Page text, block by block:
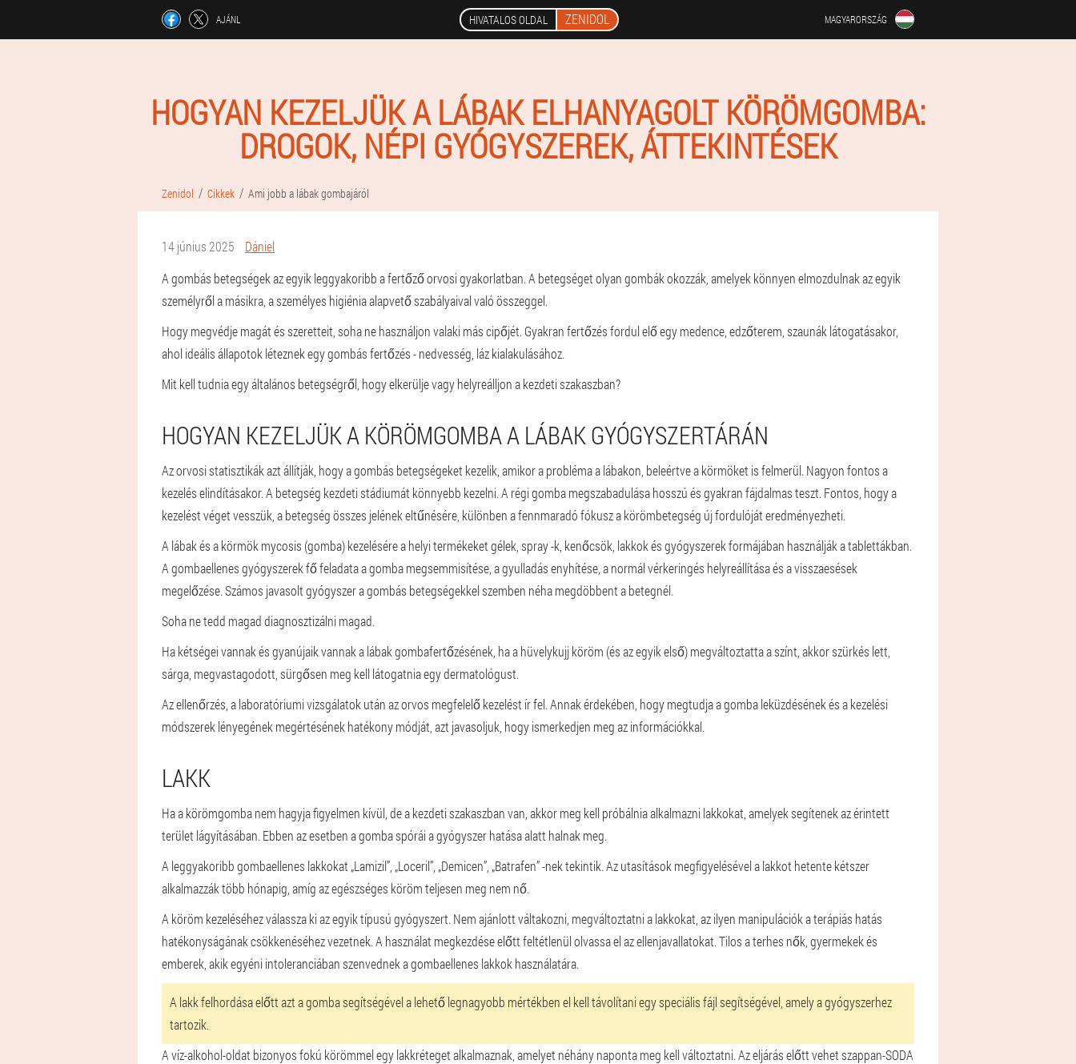
AJÁNL HIVATALOS OLDAL ZENIDOL MAGYARORSZÁG
HOGYAN KEZELJÜK A LÁBAK ELHANYAGOLT KÖRÖMGOMBA:
DROGOK, NÉPI GYÓGYSZEREK, ÁTTEKINTÉSEK
Zenidol Cikkek Ami jobb a lábak gombajáról
14 június 2025
Dániel
A gombás betegségek az egyik leggyakoribb a fertőző orvosi gyakorlatban. A betegséget olyan gombák okozzák, amelyek könnyen elmozdulnak az egyik
személyről a másikra, a személyes higiénia alapvető szabályaival való összeggel.
Hogy megvédje magát és szeretteit, soha ne használjon valaki más cipőjét. Gyakran fertőzés fordul elő egy medence, edzőterem, szaunák látogatásakor,
ahol ideális állapotok léteznek egy gombás fertőzés - nedvesség, láz kialakulásához.
Mit kell tudnia egy általános betegségről, hogy elkerülje vagy helyreálljon a kezdeti szakaszban?
HOGYAN KEZELJÜK A KÖRÖMGOMBA A LÁBAK GYÓGYSZERTÁRÁN
Az orvosi statisztikák azt állítják, hogy a gombás betegségeket kezelik, amikor a probléma a lábakon, beleértve a körmöket is felmerül. Nagyon fontos a
kezelés elindításakor. A betegség kezdeti stádiumát könnyebb kezelni. A régi gomba megszabadulása hosszú és gyakran fájdalmas teszt. Fontos, hogy a
kezelést véget vesszük, a betegség összes jelének eltűnésére, különben a fennmaradó fókusz a körömbetegség új fordulóját eredményezheti.
A lábak és a körmök mycosis (gomba) kezelésére a helyi termékeket gélek, spray -k, kenőcsök, lakkok és gyógyszerek formájában használják a tablettákban.
A gombaellenes gyógyszerek fő feladata a gomba megsemmisítése, a gyulladás enyhítése, a normál vérkeringés helyreállítása és a visszaesések
megelőzése. Számos javasolt gyógyszer a gombás betegségekkel szemben néha megdöbbent a betegnél.
Soha ne tedd magad diagnosztizálni magad.
Ha kétségei vannak és gyanújaik vannak a lábak gombafertőzésének, ha a hüvelykujj köröm (és az egyik első) megváltoztatta a színt, akkor szürkés lett,
sárga, megvastagodott, sürgősen meg kell látogatnia egy dermatológust.
Az ellenőrzés, a laboratóriumi vizsgálatok után az orvos megfelelő kezelést ír fel. Annak érdekében, hogy megtudja a gomba leküzdésének és a kezelési
módszerek lényegének megértésének hatékony módját, azt javasoljuk, hogy ismerkedjen meg az információkkal.
LAKK
Ha a körömgomba nem hagyja figyelmen kívül, de a kezdeti szakaszban van, akkor meg kell próbálnia alkalmazni lakkokat, amelyek segítenek az érintett
terület lágyításában. Ebben az esetben a gomba spórái a gyógyszer hatása alatt halnak meg.
A leggyakoribb gombaellenes lakkokat „Lamizil”, „Loceril”, „Demicen”, „Batrafen” -nek tekintik. Az utasítások megfigyelésével a lakkot hetente kétszer
alkalmazzák több hónapig, amíg az egészséges köröm teljesen meg nem nő.
A köröm kezeléséhez válassza ki az egyik típusú gyógyszert. Nem ajánlott váltakozni, megváltoztatni a lakkokat, az ilyen manipulációk a terápiás hatás
hatékonyságának csökkenéséhez vezetnek. A használat megkezdése előtt feltétlenül olvassa el az ellenjavallatokat. Tilos a terhes nők, gyermekek és
emberek, akik egyéni intoleranciában szenvednek a gombaellenes lakkok használatára.
A lakk felhordása előtt azt a gomba segítségével a lehető legnagyobb mértékben el kell távolítani egy speciális fájl segítségével, amely a gyógyszerhez
tartozik.
A víz-alkohol-oldat bizonyos fokú körömmel egy lakkréteget alkalmaznak, amelyet néhány naponta meg kell változtatni. Az eljárás előtt vehet szappan-SODA